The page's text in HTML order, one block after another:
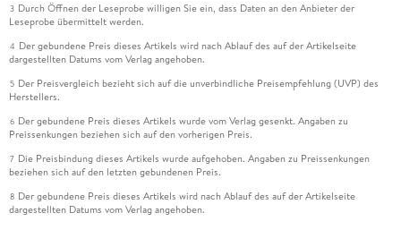
3 Durch Öffnen der Leseprobe willigen Sie ein, dass Daten an den Anbieter der
Leseprobe übermittelt werden.
4 Der gebundene Preis dieses Artikels wird nach Ablauf des auf der Artikelseite
dargestellten Datums vom Verlag angehoben.
5 Der Preisvergleich bezieht sich auf die unverbindliche Preisempfehlung (UVP) des
Herstellers.
6 Der gebundene Preis dieses Artikels wurde vom Verlag gesenkt. Angaben zu
Preissenkungen beziehen sich auf den vorherigen Preis.
7 Die Preisbindung dieses Artikels wurde aufgehoben. Angaben zu Preissenkungen
beziehen sich auf den letzten gebundenen Preis.
8 Der gebundene Preis dieses Artikels wird nach Ablauf des auf der Artikelseite
dargestellten Datums vom Verlag angehoben.